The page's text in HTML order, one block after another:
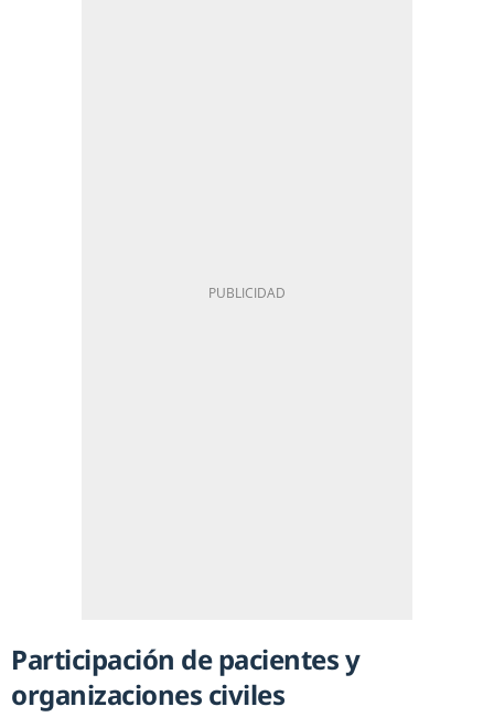
Participación de pacientes y
organizaciones civiles